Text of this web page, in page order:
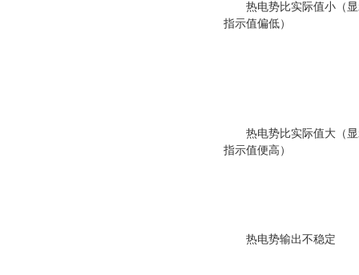
热电势比实际值小（
指示值偏低）
热电势比实际值大（
指示值便高）
热电势输出不稳定